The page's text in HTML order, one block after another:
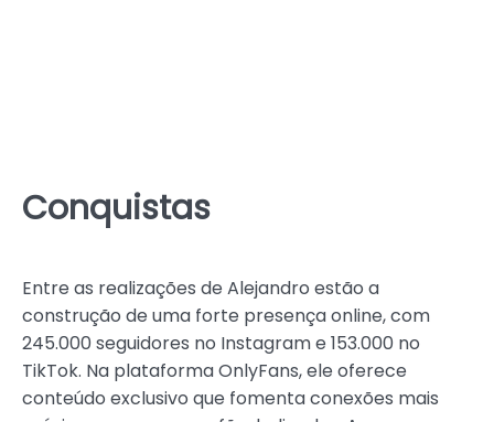
Conquistas
Entre as realizações de Alejandro estão a
construção de uma forte presença online, com
245.000 seguidores no Instagram e 153.000 no
TikTok. Na plataforma OnlyFans, ele oferece
conteúdo exclusivo que fomenta conexões mais